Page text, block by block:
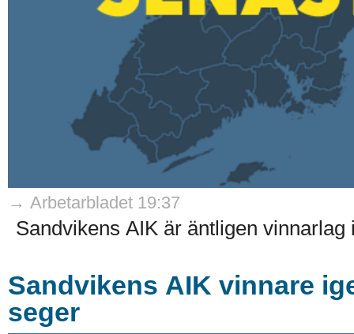
→ Arbetarbladet 19:37
Sandvikens AIK är äntligen vinnarlag
Sandvikens AIK vinnare
seger